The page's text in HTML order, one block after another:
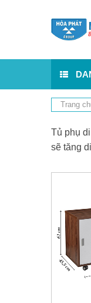
Trang
Tủ phụ
sẽ tăng